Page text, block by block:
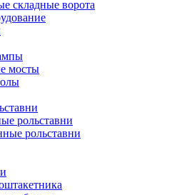
складные ворота
мосты
рольставни
рольставни